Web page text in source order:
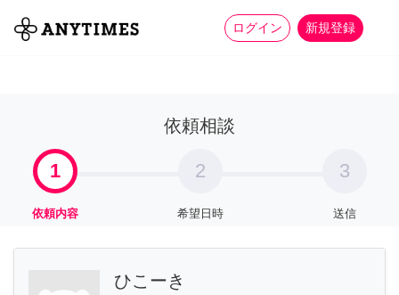
ログイン 新規登録
全て 家事 more_horiz
依頼相談
1
依頼内容
2
希望日時
3
送信
ひこーき